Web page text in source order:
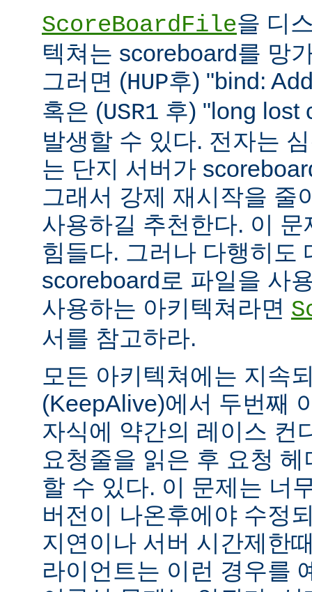
ScoreBoardFile을 디
텍쳐는 scoreboard를 망
그러면 (HUP후) "bind:
혹은 (USR1 후) "long lost
발생할 수 있다. 전자는
는 단지 서버가
그래서 강제 재시작을 줄
사용하길 추천한다. 이
힘들다. 그러나 다행히도
scoreboard로 파일을 사
사용하는 아키텍쳐라면
서를 참고하라.
모든 아키텍쳐에는 지속
(KeepAlive)에서 두번째
자식에 약간의 레이스 컨
요청줄을 읽은 후 요청
할 수 있다. 이 문제는 너
버전이 나온후에야 수정
지연이나 서버 시간제한
라이언트는 이런 경우를